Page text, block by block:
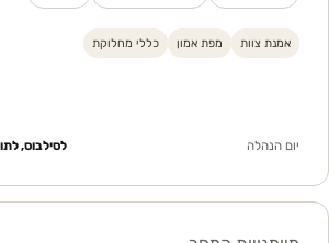
אמנת צוות מפת אמון כללי מחלוקת
יום הנהלה לסילבוס,